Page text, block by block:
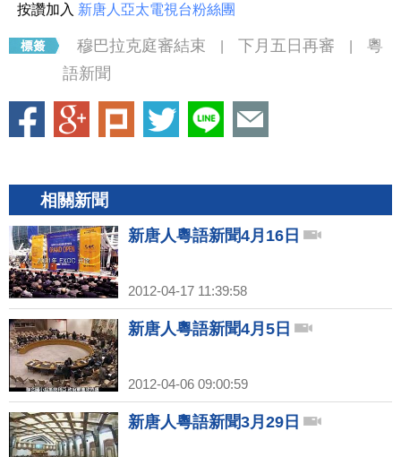
按讚加入 新唐人亞太電視台粉絲團
穆巴拉克庭審結束 下月五日再審
粵
語新聞
相關新聞
新唐人粵語新聞4月16日
2012-04-17 11:39:58
新唐人粵語新聞4月5日
2012-04-06 09:00:59
新唐人粵語新聞3月29日